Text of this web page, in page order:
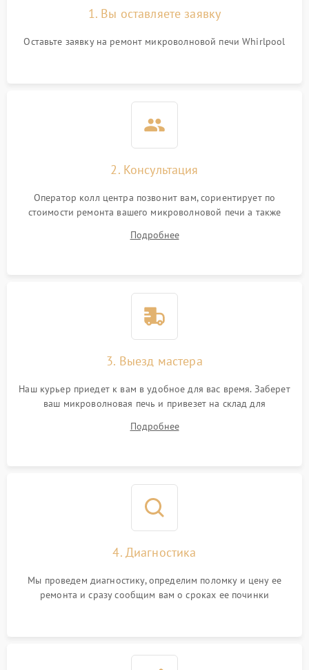
1. Вы оставляете заявку
Оставьте заявку на ремонт микроволновой печи Whirlpool
2. Консультация
Оператор колл центра позвонит вам, сориентирует по
стоимости ремонта вашего микроволновой печи а также
Подробнее
3. Выезд мастера
Наш курьер приедет к вам в удобное для вас время. Заберет
ваш микроволновая печь и привезет на склад для
Подробнее
4. Диагностика
Мы проведем диагностику, определим поломку и цену ее
ремонта и сразу сообщим вам о сроках ее починки